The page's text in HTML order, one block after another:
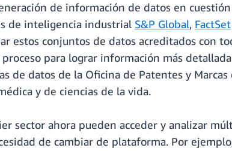
de información de datos en
de inteligencia industrial S&P Global, FactSet
estos conjuntos de datos acreditados con
para lograr información más
de datos de la Oficina de Patentes y
y de ciencias de la vida.
sector ahora pueden acceder y analizar
de cambiar de plataforma. Por